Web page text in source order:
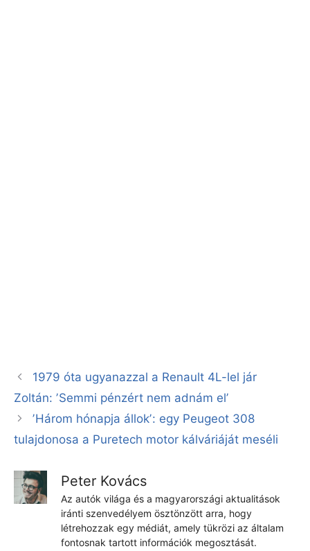
1979 óta ugyanazzal a Renault 4L-lel jár
Zoltán: ʼSemmi pénzért nem adnám elʼ
ʼHárom hónapja állokʼ: egy Peugeot 308
tulajdonosa a Puretech motor kálváriáját meséli
Peter Kovács
Az autók világa és a magyarországi aktualitások
iránti szenvedélyem ösztönzött arra, hogy
létrehozzak egy médiát, amely tükrözi az általam
fontosnak tartott információk megosztását.